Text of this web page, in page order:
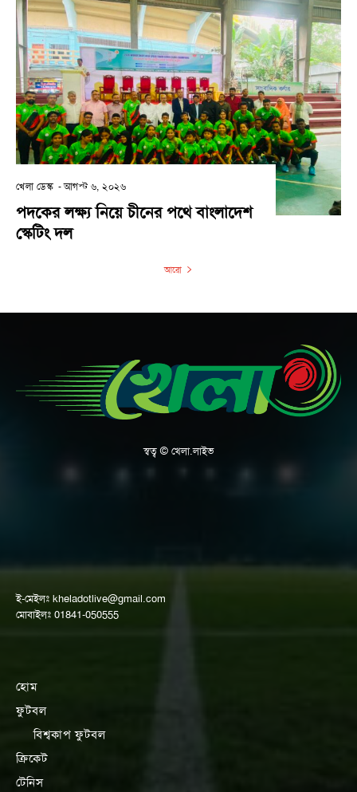
খেলা ডেস্ক -আগস্ট ৬, ২০২৬
পদকের লক্ষ্য নিয়ে চীনের পথে বাংলাদেশ
স্কেটিং দল
আরো
স্বত্ব © খেলা.লাইভ
ই-মেইলঃ kheladotlive@gmail.com
মোবাইলঃ 01841-050555
হোম
ফুটবল
বিশ্বকাপ ফুটবল
ক্রিকেট
টেনিস